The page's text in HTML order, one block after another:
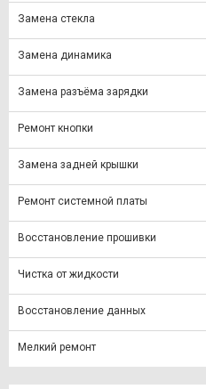
Замена стекла
Замена динамика
Замена разъёма зарядки
Ремонт кнопки
Замена задней крышки
Ремонт системной платы
Восстановление прошивки
Чистка от жидкости
Восстановление данных
Мелкий ремонт